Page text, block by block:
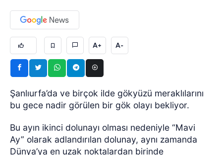
A+ A-
Şanlıurfa’da ve birçok ilde gökyüzü meraklılarını
bu gece nadir görülen bir gök olayı bekliyor.
Bu ayın ikinci dolunayı olması nedeniyle “Mavi
Ay” olarak adlandırılan dolunay, aynı zamanda
Dünya’ya en uzak noktalardan birinde